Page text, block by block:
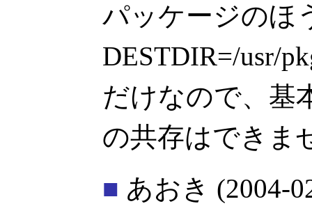
パッケージのほ
DESTDIR=/usr/
だけなので、基
の共存はできま
■ あおき (2004-